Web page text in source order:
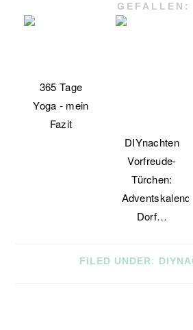
GEFALLEN:
365 Tage
Yoga - mein
Fazit
DIYnachten
Vorfreude-
Türchen:
Dorf…
FILED UNDER: